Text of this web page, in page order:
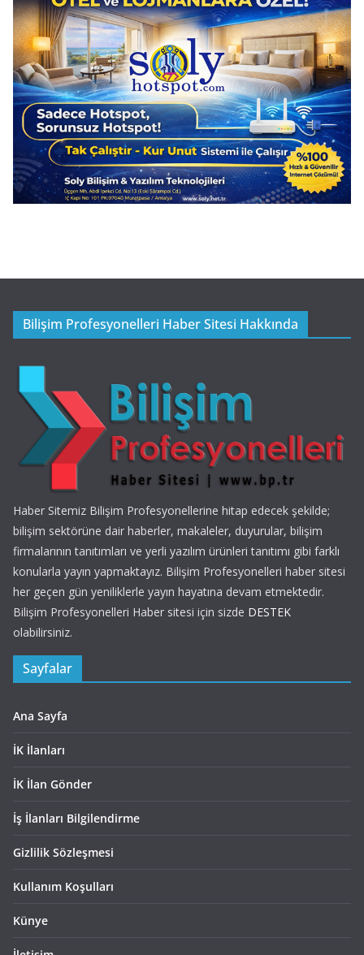
Bilişim Profesyonelleri Haber Sitesi Hakkında
Haber Sitemiz Bilişim Profesyonellerine hitap edecek şekilde;
bilişim sektörüne dair haberler, makaleler, duyurular, bilişim
firmalarının tanıtımları ve yerli yazılım ürünleri tanıtımı gibi farklı
konularla yayın yapmaktayız. Bilişim Profesyonelleri haber sitesi
her geçen gün yeniliklerle yayın hayatına devam etmektedir.
Bilişim Profesyonelleri Haber sitesi için sizde DESTEK
olabilirsiniz.
Sayfalar
Ana Sayfa
İK İlanları
İK İlan Gönder
İş İlanları Bilgilendirme
Gizlilik Sözleşmesi
Kullanım Koşulları
Künye